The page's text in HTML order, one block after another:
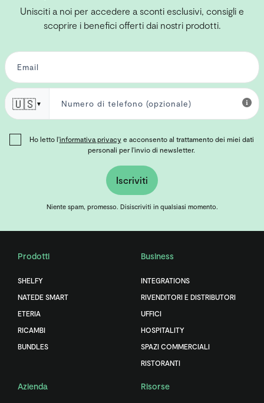
Unisciti a noi per accedere a sconti esclusivi, consigli e
scoprire i benefici offerti dai nostri prodotti.
🇺🇸▼
Ho letto l'informativa privacye acconsento al trattamento dei miei dati
personali per l'invio di newsletter.
Iscriviti
Niente spam, promesso. Disiscriviti in qualsiasi momento.
Prodotti
SHELFY
NATEDE SMART
ETERIA
RICAMBI
BUNDLES
Business
INTEGRATIONS
RIVENDITORI E DISTRIBUTORI
UFFICI
HOSPITALITY
SPAZI COMMERCIALI
RISTORANTI
Azienda Risorse